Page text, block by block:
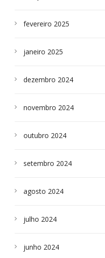
fevereiro 2025
janeiro 2025
dezembro 2024
novembro 2024
outubro 2024
setembro 2024
agosto 2024
julho 2024
junho 2024